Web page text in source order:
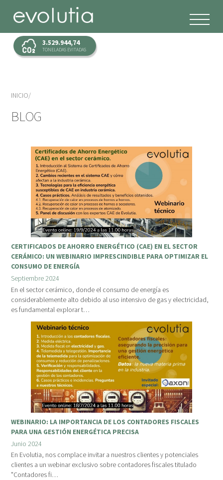
3.529.944,74
TONELADAS EVITADAS
INICIO
BLOG
CERTIFICADOS DE AHORRO ENERGÉTICO (CAE) EN EL SECTOR
CERÁMICO: UN WEBINARIO IMPRESCINDIBLE PARA OPTIMIZAR EL
CONSUMO DE ENERGÍA
Septiembre 2024
En el sector cerámico, donde el consumo de energía es
considerablemente alto debido al uso intensivo de gas y electricidad,
es fundamental explorar t…
WEBINARIO: LA IMPORTANCIA DE LOS CONTADORES FISCALES
PARA UNA GESTIÓN ENERGÉTICA PRECISA
Junio 2024
En Evolutia, nos complace invitar a nuestros clientes y potenciales
clientes a un webinar exclusivo sobre contadores fiscales titulado
"Contadores fi…